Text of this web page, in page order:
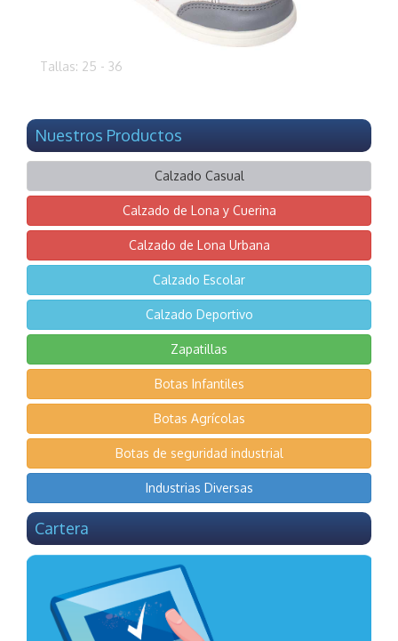
Tallas: 25 - 36
Nuestros Productos
Calzado Casual
Calzado de Lona y Cuerina
Calzado de Lona Urbana
Calzado Escolar
Calzado Deportivo
Zapatillas
Botas Infantiles
Botas Agrícolas
Botas de seguridad industrial
Industrias Diversas
Cartera